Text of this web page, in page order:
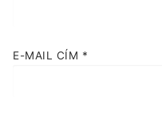
E-MAIL CÍM *